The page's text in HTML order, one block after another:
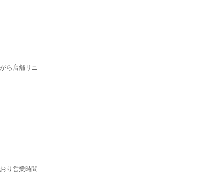
ら店舗リニ
り営業時間